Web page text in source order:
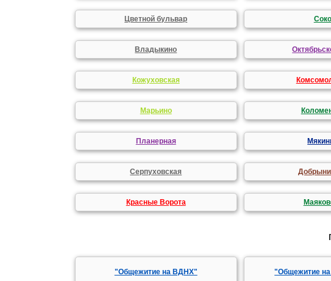
Цветной бульвар
Владыкино
Кожуховская
Марьино
Планерная
Серпуховская
Красные Ворота
"Общежитие на ВДНХ" "Общежитие